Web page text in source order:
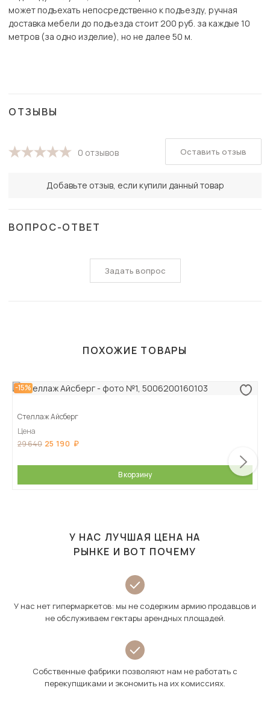
может подъехать непосредственно к подъезду, ручная
доставка мебели до подъезда стоит 200 руб. за каждые 10
метров (за одно изделие), но не далее 50 м.
ОТЗЫВЫ
0 отзывов
Добавьте отзыв, если купили данный товар
Оставить отзыв
ВОПРОС-ОТВЕТ
Задать вопрос
ПОХОЖИЕ ТОВАРЫ
-15%
Стеллаж Айсберг
Цена
29 640 25 190
В корзину
У НАС ЛУЧШАЯ ЦЕНА НА
РЫНКЕ И ВОТ ПОЧЕМУ
У нас нет гипермаркетов: мы не содержим армию продавцов и
не обслуживаем гектары арендных площадей.
Собственные фабрики позволяют нам не работать с
перекупщиками и экономить на их комиссиях.